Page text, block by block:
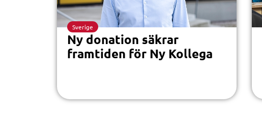
Sverige
Ny donation säkrar
framtiden för Ny Kollega